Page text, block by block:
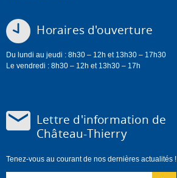
Horaires d'ouverture
Du lundi au jeudi : 8h30 – 12h et 13h30 – 17h30
Le vendredi : 8h30 – 12h et 13h30 – 17h
Lettre d'information de
Château-Thierry
Tenez-vous au courant de nos dernières actualités !